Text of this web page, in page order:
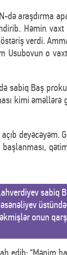
də araşdırma
Həmin
verdi.
Usubovun o
Baş
kimi
sabiq
onun
edib: “Mənim